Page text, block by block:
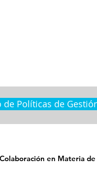
de Políticas de
en Materia